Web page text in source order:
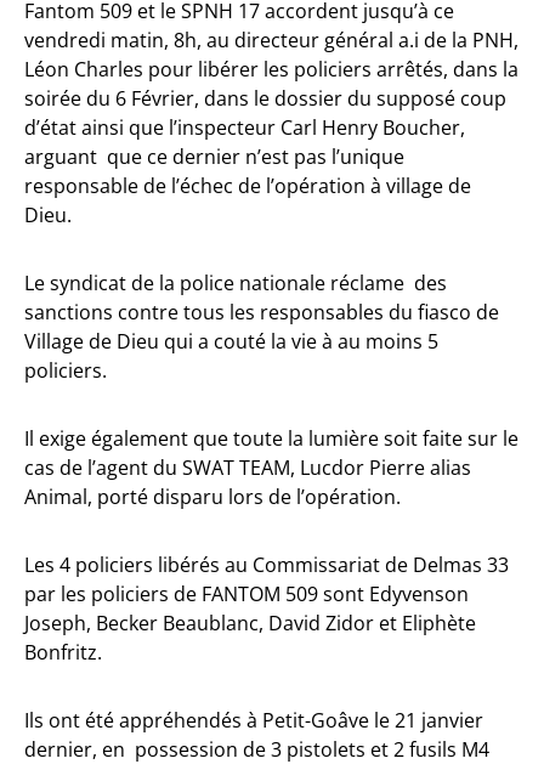
Fantom 509 et le SPNH 17 accordent jusqu’à ce
vendredi matin, 8h, au directeur général a.i de la PNH,
Léon Charles pour libérer les policiers arrêtés, dans la
soirée du 6 Février, dans le dossier du supposé coup
d’état ainsi que l’inspecteur Carl Henry Boucher,
arguant que ce dernier n’est pas l’unique
responsable de l’échec de l’opération à village de
Dieu.
Le syndicat de la police nationale réclame des
sanctions contre tous les responsables du fiasco de
Village de Dieu qui a couté la vie à au moins 5
policiers.
Il exige également que toute la lumière soit faite sur le
cas de l’agent du SWAT TEAM, Lucdor Pierre alias
Animal, porté disparu lors de l’opération.
Les 4 policiers libérés au Commissariat de Delmas 33
par les policiers de FANTOM 509 sont Edyvenson
Joseph, Becker Beaublanc, David Zidor et Eliphète
Bonfritz.
Ils ont été appréhendés à Petit-Goâve le 21 janvier
dernier, en possession de 3 pistolets et 2 fusils M4